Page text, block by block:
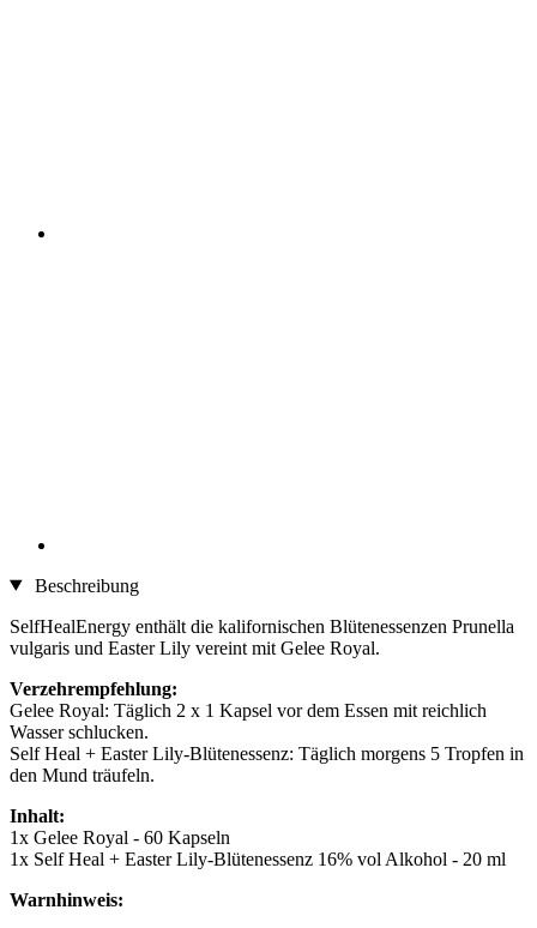
Beschreibung
SelfHealEnergy enthält die kalifornischen Blütenessenzen Prunella
vulgaris und Easter Lily vereint mit Gelee Royal.
Verzehrempfehlung:
Gelee Royal: Täglich 2 x 1 Kapsel vor dem Essen mit reichlich
Wasser schlucken.
Self Heal + Easter Lily-Blütenessenz: Täglich morgens 5 Tropfen in
den Mund träufeln.
Inhalt:
1x Gelee Royal - 60 Kapseln
1x Self Heal + Easter Lily-Blütenessenz 16% vol Alkohol - 20 ml
Warnhinweis: